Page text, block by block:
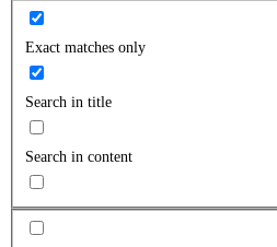
Exact matches only
Search in title
Search in content